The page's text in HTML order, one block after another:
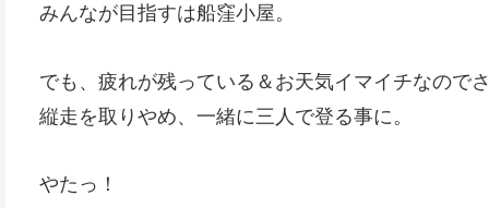
みんなが目指すは船窪小屋。
でも、疲れが残っている＆お天気イマイチなので
縦走を取りやめ、一緒に三人で登る事に。
やたっ！